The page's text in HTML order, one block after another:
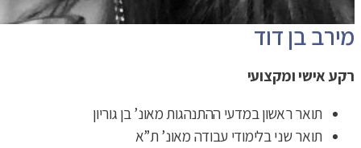
מירב בן דוד
רקע אישי ומקצועי
תואר ראשון במדעי ההתנהגות מאונ’ בן גוריון
תואר שני בלימודי עבודה מאונ’ ת”א